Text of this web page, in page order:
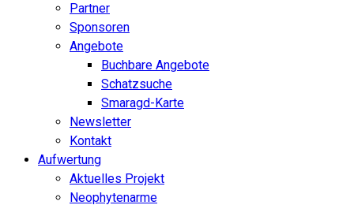
Partner
Sponsoren
Angebote
Buchbare Angebote
Schatzsuche
Smaragd-Karte
Newsletter
Kontakt
Aufwertung
Aktuelles Projekt
Neophytenarme